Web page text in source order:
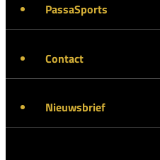
PassaSports
Contact
Nieuwsbrief